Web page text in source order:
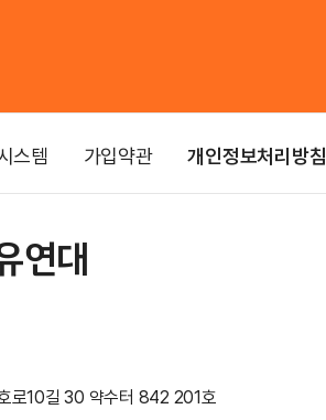
스템 가입약관 개인정보처리방침
연대
로10길 30 약수터 842 201호